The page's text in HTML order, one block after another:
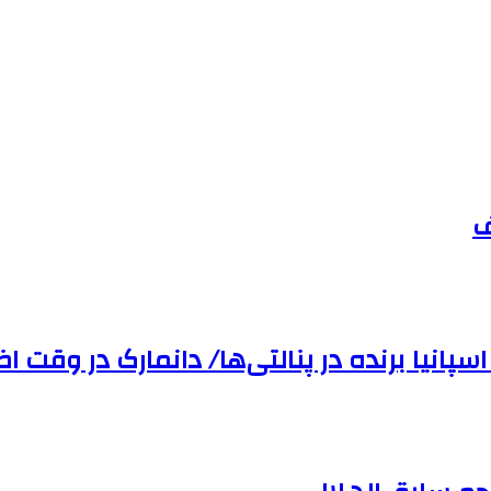
برنده در پنالتی‌ها/ دانمارک در وقت‌